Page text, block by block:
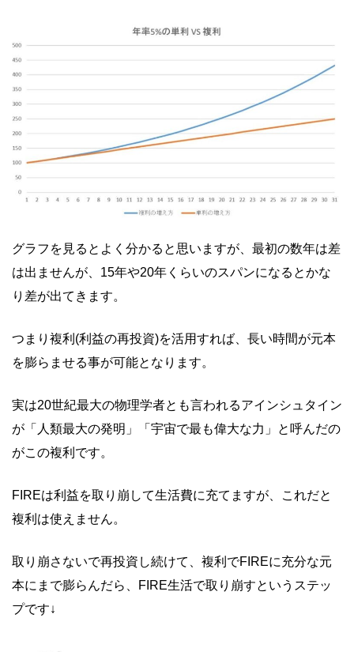
グラフを見るとよく分かると思いますが、最初の数年は差
は出ませんが、15年や20年くらいのスパンになるとかな
り差が出てきます。
つまり複利(利益の再投資)を活用すれば、長い時間が元本
を膨らませる事が可能となります。
実は20世紀最大の物理学者とも言われるアインシュタイン
が「人類最大の発明」「宇宙で最も偉大な力」と呼んだの
がこの複利です。
FIREは利益を取り崩して生活費に充てますが、これだと
複利は使えません。
取り崩さないで再投資し続けて、複利でFIREに充分な元
本にまで膨らんだら、FIRE生活で取り崩すというステッ
プです↓